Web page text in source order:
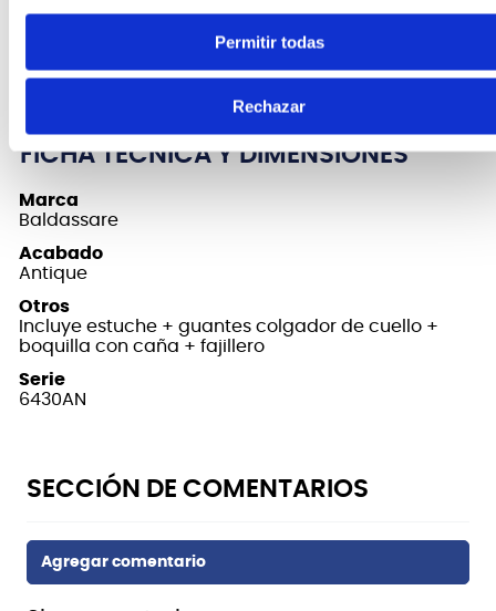
Permitir todas
Rechazar
envejecido, lo que le da un look muy original y
profesional. Incluye case.
FICHA TÉCNICA Y DIMENSIONES
Marca
Baldassare
Acabado
Antique
Otros
Incluye estuche + guantes colgador de cuello +
boquilla con caña + fajillero
Serie
6430AN